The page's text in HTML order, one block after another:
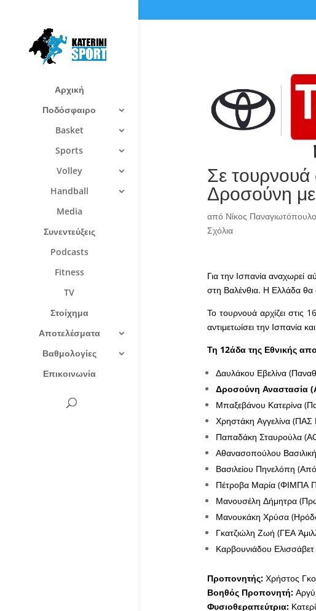
Αρχική
Ποδόσφαιρο
Basket
Sports
Volley
Handball
Media
Συνεντεύξεις
Podcasts
Fitness
TV
Στοίχημα
Αποτελέσματα
Βαθμολογίες
Επικοινωνία
Σε
Δροσούνη
από Νίκος
Σχόλια
Για την Ισπανία αναχωρεί
στη Βαλένθια. Η Ελλάδα θα
Το τουρνουά αρχίζει στις
αντιμετωίσει την Ισπανία
Τη 12άδα της Εθνικής
Δαυλάκου Εβελίνα
Δροσούνη Αναστασία
Μπαξεβάνου Κατερίνα
Χρηστάκη Αγγελίνα (ΠΑΣ
Παπαδάκη Σταυρούλα
Αθανασοπούλου
Βασιλείου Πηνελόπη
Πέτροβα Μαρία (ΦΙΜΠΑ
Μανουσέλη Δήμητρα
Μανουκάκη Χρύσα
Γκατζιώλη Ζωή (ΓΕΑ
Καρβουνιάδου
Προπονητής:Χρήστος
Βοηθός Προπονητή:
Φυσιοθεραπεύτρια: